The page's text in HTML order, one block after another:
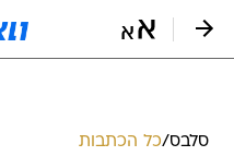
סלבס/כל הכתבות